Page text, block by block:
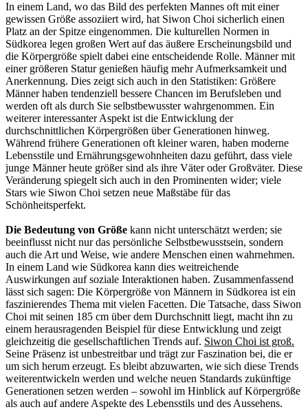
In einem Land, wo das Bild des perfekten Mannes oft mit einer
gewissen Größe assoziiert wird, hat Siwon Choi sicherlich einen
Platz an der Spitze eingenommen. Die kulturellen Normen in
Südkorea legen großen Wert auf das äußere Erscheinungsbild und
die Körpergröße spielt dabei eine entscheidende Rolle. Männer mit
einer größeren Statur genießen häufig mehr Aufmerksamkeit und
Anerkennung. Dies zeigt sich auch in den Statistiken: Größere
Männer haben tendenziell bessere Chancen im Berufsleben und
werden oft als durch Sie selbstbewusster wahrgenommen. Ein
weiterer interessanter Aspekt ist die Entwicklung der
durchschnittlichen Körpergrößen über Generationen hinweg.
Während frühere Generationen oft kleiner waren, haben moderne
Lebensstile und Ernährungsgewohnheiten dazu geführt, dass viele
junge Männer heute größer sind als ihre Väter oder Großväter. Diese
Veränderung spiegelt sich auch in den Prominenten wider; viele
Stars wie Siwon Choi setzen neue Maßstäbe für das
Schönheitsperfekt.
Die Bedeutung von Größe kann nicht unterschätzt werden; sie
beeinflusst nicht nur das persönliche Selbstbewusstsein, sondern
auch die Art und Weise, wie andere Menschen einen wahrnehmen.
In einem Land wie Südkorea kann dies weitreichende
Auswirkungen auf soziale Interaktionen haben. Zusammenfassend
lässt sich sagen: Die Körpergröße von Männern in Südkorea ist ein
faszinierendes Thema mit vielen Facetten. Die Tatsache, dass Siwon
Choi mit seinen 185 cm über dem Durchschnitt liegt, macht ihn zu
einem herausragenden Beispiel für diese Entwicklung und zeigt
gleichzeitig die gesellschaftlichen Trends auf. Siwon Choi ist groß.
Seine Präsenz ist unbestreitbar und trägt zur Faszination bei, die er
um sich herum erzeugt. Es bleibt abzuwarten, wie sich diese Trends
weiterentwickeln werden und welche neuen Standards zukünftige
Generationen setzen werden – sowohl im Hinblick auf Körpergröße
als auch auf andere Aspekte des Lebensstils und des Aussehens.